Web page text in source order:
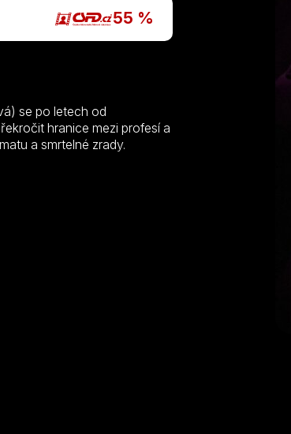
55 %
se po letech od
hranice mezi profesí a
a smrtelné zrady.